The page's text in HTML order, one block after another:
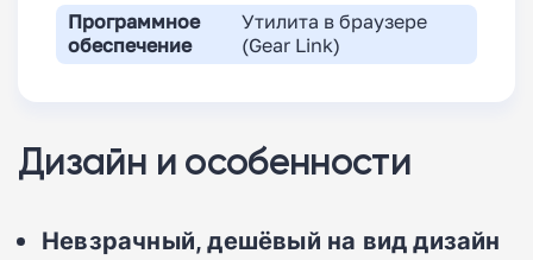
Программное
обеспечение
Утилита в браузере
(Gear Link)
Дизайн и особенности
Невзрачный, дешёвый на вид дизайн